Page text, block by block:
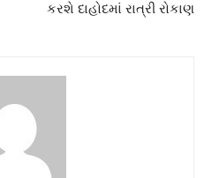
કરશે દાહોદમાં રાત્રી રોકાણ